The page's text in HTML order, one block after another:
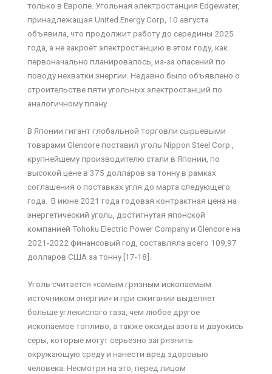
только в Европе. Угольная электростанция Edgewater,
принадлежащая United Energy Corp, 10 августа
объявила, что продолжит работу до середины 2025
года, а не закроет электростанцию в этом году, как
первоначально планировалось, из-за опасений по
поводу нехватки энергии. Недавно было объявлено о
строительстве пяти угольных электростанций по
аналогичному плану.
В Японии гигант глобальной торговли сырьевыми
товарами Glencore поставил уголь Nippon Steel Corp.,
крупнейшему производителю стали в Японии, по
высокой цене в 375 долларов за тонну в рамках
соглашения о поставках угля до марта следующего
года. В июне 2021 года годовая контрактная цена на
энергетический уголь, достигнутая японской
компанией Tohoku Electric Power Company и Glencore на
2021-2022 финансовый год, составляла всего 109,97
долларов США за тонну [17-18].
Уголь считается «самым грязным ископаемым
источником энергии» и при сжигании выделяет
больше углекислого газа, чем любое другое
ископаемое топливо, а также оксиды азота и двуокись
серы, которые могут серьезно загрязнить
окружающую среду и нанести вред здоровью
человека. Несмотря на это, перед лицом